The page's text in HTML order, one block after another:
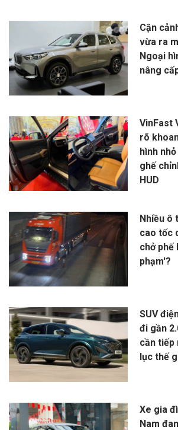
Cận
vừa ra
Ngoại
nâng
VinFast
rõ
hình
ghế
HUD
Nhiều ô
cao tốc
chở phế
phạm'?
SUV
đi gần
cần tiếp
lục thế
Xe gia
Nam